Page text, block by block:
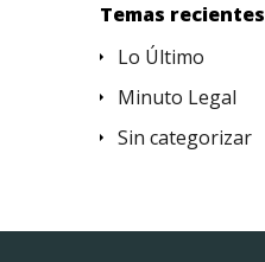
Temas recientes
Lo Último
Minuto Legal
Sin categorizar